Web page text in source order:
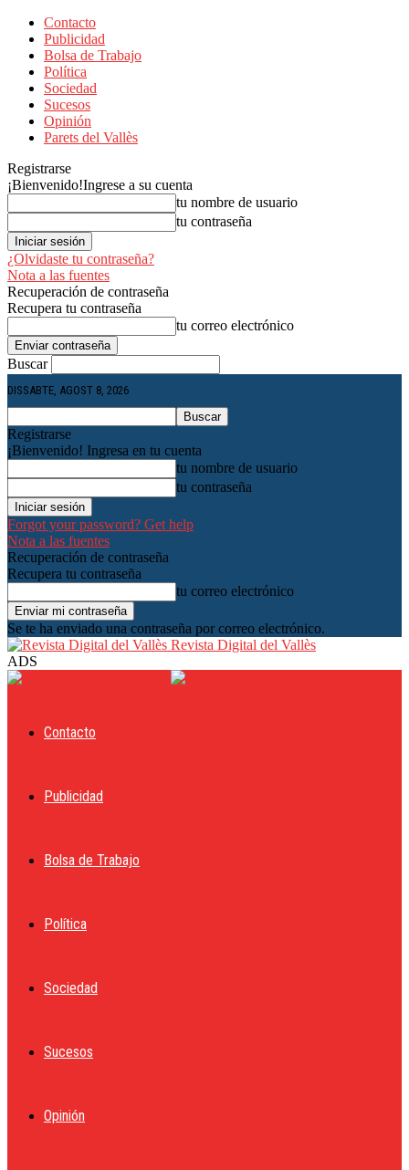
Contacto
Publicidad
Bolsa de Trabajo
Política
Sociedad
Sucesos
Opinión
Parets del Vallès
Registrarse
¡Bienvenido!Ingrese a su cuenta
tu nombre de usuario
tu contraseña
¿Olvidaste tu contraseña?
Nota a las fuentes
Recuperación de contraseña
Recupera tu contraseña
tu correo electrónico
Buscar
DISSABTE, AGOST 8, 2026
Registrarse
¡Bienvenido! Ingresa en tu cuenta
tu nombre de usuario
tu contraseña
Forgot your password? Get help
Nota a las fuentes
Recuperación de contraseña
Recupera tu contraseña
tu correo electrónico
Se te ha enviado una contraseña por correo electrónico.
Revista Digital del Vallès
ADS
Contacto
Publicidad
Bolsa de Trabajo
Política
Sociedad
Sucesos
Opinión